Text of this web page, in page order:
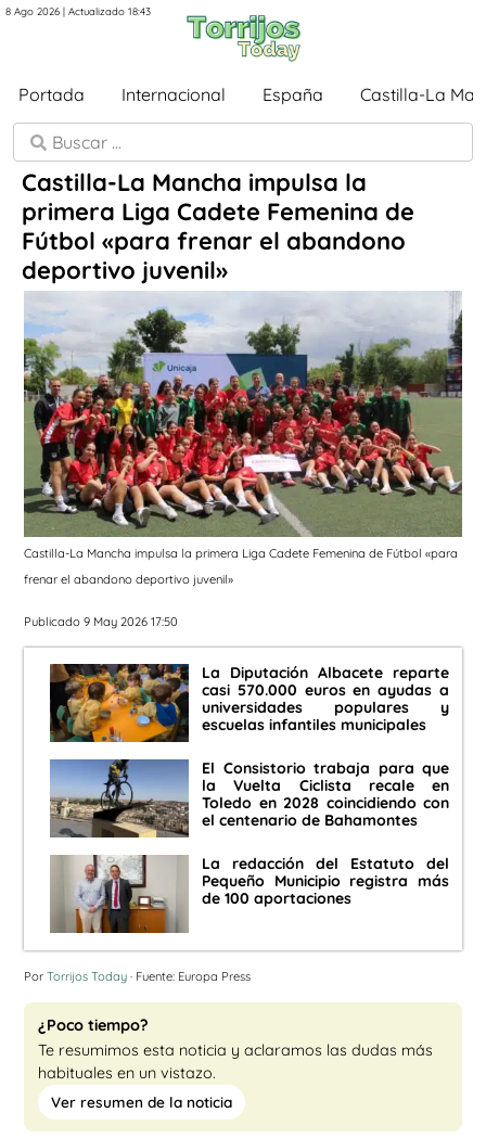
8 Ago 2026 | Actualizado 18:43
Portada Internacional España Castilla-La
Castilla-La Mancha impulsa la
primera Liga Cadete Femenina de
Fútbol «para frenar el abandono
deportivo juvenil»
Castilla-La Mancha impulsa la primera Liga Cadete Femenina de Fútbol «para
frenar el abandono deportivo juvenil»
Publicado 9 May 2026 17:50
La Diputación Albacete reparte
casi 570.000 euros en ayudas a
universidades populares y
escuelas infantiles municipales
El Consistorio trabaja para que
la Vuelta Ciclista recale en
Toledo en 2028 coincidiendo con
el centenario de Bahamontes
La redacción del Estatuto del
Pequeño Municipio registra más
de 100 aportaciones
Por Torrijos Today · Fuente: Europa Press
¿Poco tiempo?
Te resumimos esta noticia y aclaramos las dudas más
habituales en un vistazo.
Ver resumen de la noticia